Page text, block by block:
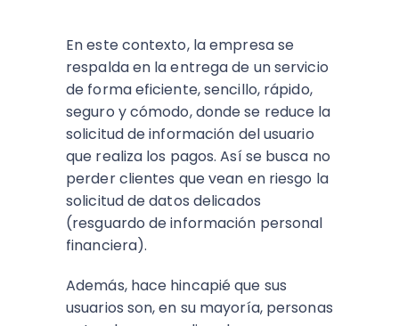
En este contexto, la empresa se
respalda en la entrega de un servicio
de forma eficiente, sencillo, rápido,
seguro y cómodo, donde se reduce la
solicitud de información del usuario
que realiza los pagos. Así se busca no
perder clientes que vean en riesgo la
solicitud de datos delicados
(resguardo de información personal
financiera).
Además, hace hincapié que sus
usuarios son, en su mayoría, personas